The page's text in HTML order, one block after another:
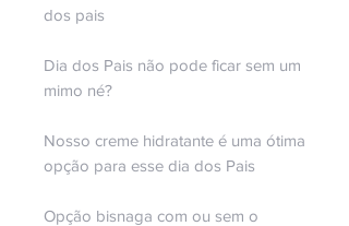
dos pais
Dia dos Pais não pode ficar sem um
mimo né?
Nosso creme hidratante é uma ótima
opção para esse dia dos Pais
Opção bisnaga com ou sem o